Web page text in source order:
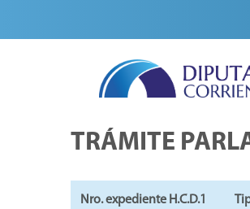
TRÁMITE
Nro. expediente H.C.D.1